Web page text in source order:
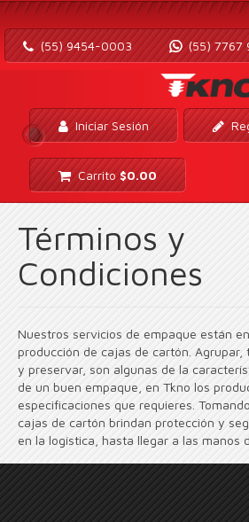
(55) 9454-0003 (55) 7767
Iniciar Sesión
Carrito $0.00
Términos y
Condiciones
Nuestros servicios de empaque están
producción de cajas de cartón.
y preservar, son algunas de la
de un buen empaque, en Tkno los
especificaciones que requieres.
cajas de cartón brindan protección y
en la logística, hasta llegar a las manos